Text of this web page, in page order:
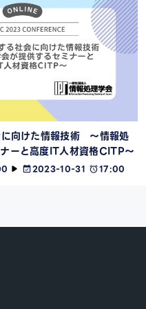
向けた情報技術 ～情報処
ーと高度IT人材資格CITP～
2023-10-31 17:00